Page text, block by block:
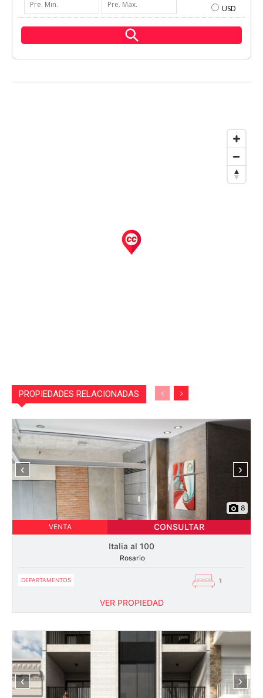
USD
PROPIEDADES RELACIONADAS
‹ ›
8
VENTA CONSULTAR
Italia al 100
Rosario
DEPARTAMENTOS 1
VER PROPIEDAD
‹ ›